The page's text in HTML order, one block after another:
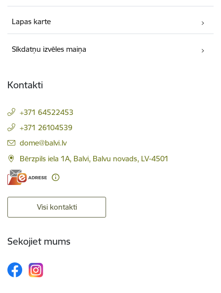
Lapas karte
Sīkdatņu izvēles maiņa
Kontakti
+371 64522453
+371 26104539
E-pasts:
dome@balvi.lv
Bērzpils iela 1A, Balvi, Balvu novads, LV-4501
Visi kontakti
Sekojiet mums